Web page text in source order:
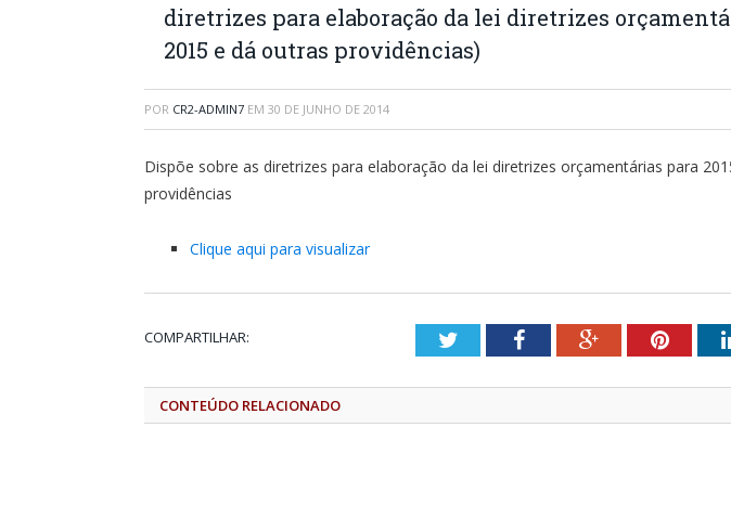
diretrizes para elaboração da lei diretrizes
2015 e dá outras providências)
POR CR2-ADMIN7 EM 30 DE JUNHO DE 2014
Dispõe sobre as diretrizes para elaboração da lei diretrizes orçamentárias para
providências
Clique aqui para visualizar
COMPARTILHAR: TwitterFacebookGoogle+
CONTEÚDO RELACIONADO